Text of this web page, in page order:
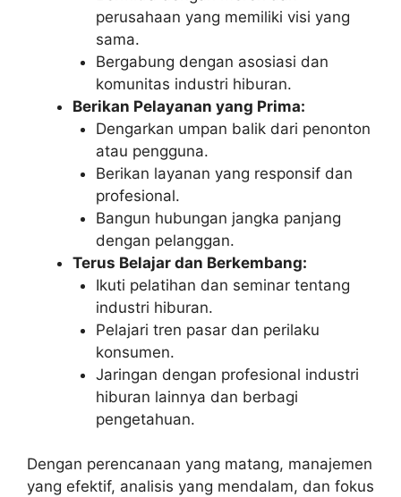
perusahaan yang memiliki visi yang
sama.
Bergabung dengan asosiasi dan
komunitas industri hiburan.
Berikan Pelayanan yang Prima:
Dengarkan umpan balik dari penonton
atau pengguna.
Berikan layanan yang responsif dan
profesional.
Bangun hubungan jangka panjang
dengan pelanggan.
Terus Belajar dan Berkembang:
Ikuti pelatihan dan seminar tentang
industri hiburan.
Pelajari tren pasar dan perilaku
konsumen.
Jaringan dengan profesional industri
hiburan lainnya dan berbagi
pengetahuan.
Dengan perencanaan yang matang, manajemen
yang efektif, analisis yang mendalam, dan fokus